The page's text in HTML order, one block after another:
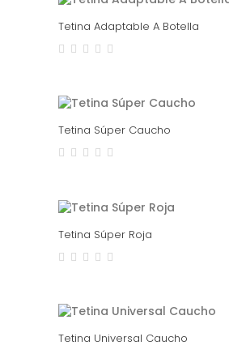
Tetina Adaptable A Botella
Tetina Súper Caucho
Tetina Súper Roja
Tetina Universal Caucho